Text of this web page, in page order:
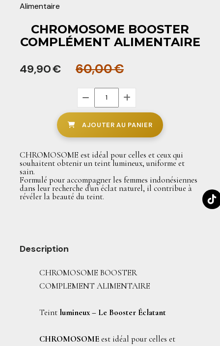
Alimentaire
CHROMOSOME BOOSTER
COMPLÉMENT ALIMENTAIRE
49,90€ 60,00€
AJOUTER AU PANIER
CHROMOSOME est idéal pour celles et ceux qui
souhaitent obtenir un teint lumineux, uniforme et
sain.
Formulé pour accompagner les femmes indonésiennes
dans leur recherche d'un éclat naturel, il contribue à
révéler la beauté du teint.
Description
CHROMOSOME BOOSTER
COMPLEMENT ALIMENTAIRE
Teint lumineux – Le Booster Éclatant
CHROMOSOMEest idéal pour celles et